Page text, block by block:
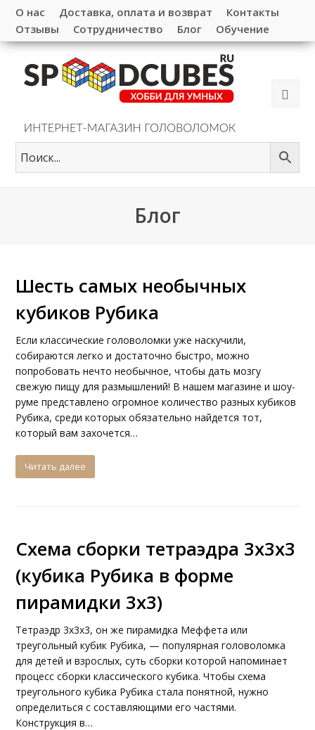
О нас Доставка, оплата и возврат
Контакты
Отзывы
Сотрудничество Блог Обучение
Блог
Шесть самых необычных
кубиков Рубика
Если классические головоломки уже наскучили,
собираются легко и достаточно быстро, можно
попробовать нечто необычное, чтобы дать мозгу
свежую пищу для размышлений! В нашем магазине и шоу-
руме представлено огромное количество разных кубиков
Рубика, среди которых обязательно найдется тот,
который вам захочется…
Читать далее
Схема сборки тетраэдра 3х3х3
(кубика Рубика в форме
пирамидки 3х3)
Тетраэдр 3х3х3, он же пирамидка Меффета или
треугольный кубик Рубика, — популярная головоломка
для детей и взрослых, суть сборки которой напоминает
процесс сборки классического кубика. Чтобы схема
треугольного кубика Рубика стала понятной, нужно
определиться с составляющими его частями.
Конструкция в…